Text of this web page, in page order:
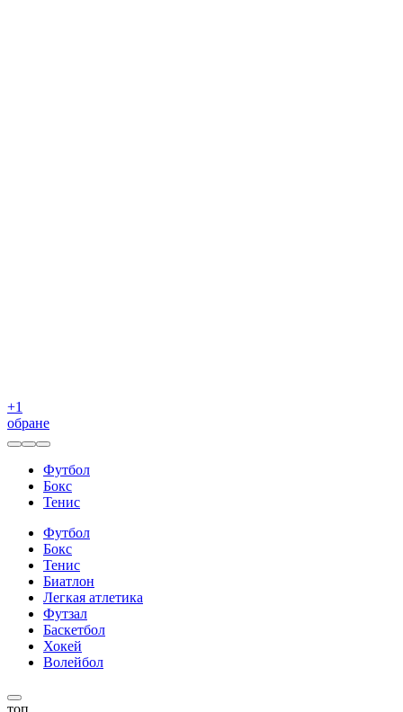
+1
обране
Футбол
Бокс
Тенис
Футбол
Бокс
Тенис
Биатлон
Легкая атлетика
Футзал
Баскетбол
Хокей
Волейбол
топ